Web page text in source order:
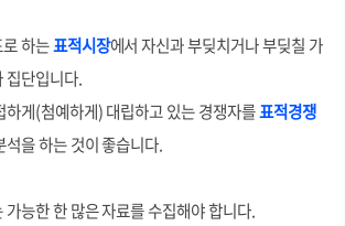
하는표적시장에서 자신과 부딪치거나 부딪칠 가
집단입니다.
하게(첨예하게) 대립하고 있는 경쟁자를표적경쟁
을 하는 것이 좋습니다.
능한 한 많은 자료를 수집해야 합니다.